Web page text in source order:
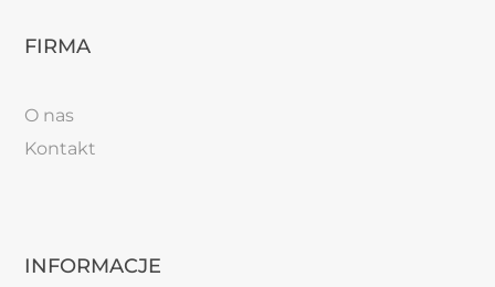
FIRMA
O nas
Kontakt
INFORMACJE